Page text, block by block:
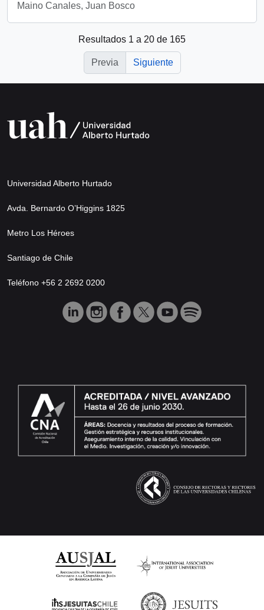
Maino Canales, Juan Bosco
Resultados 1 a 20 de 165
Previa Siguiente
Universidad Alberto Hurtado
Avda. Bernardo O’Higgins 1825
Metro Los Héroes
Santiago de Chile
Teléfono +56 2 2692 0200